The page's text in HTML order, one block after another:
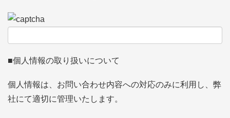
■個人情報の取り扱いについて
個人情報は、お問い合わせ内容への対応のみに利用し、弊
社にて適切に管理いたします。